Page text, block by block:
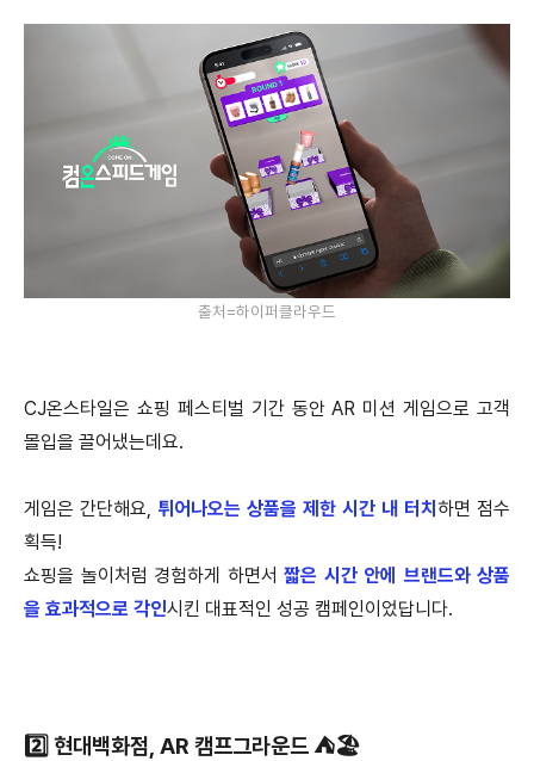
출처=하이퍼클라우드
CJ온스타일은 쇼핑 페스티벌 기간 동안 AR 미션 게임으로 고객
몰입을 끌어냈는데요.
게임은 간단해요, 튀어나오는 상품을 제한 시간 내 터치 하면 점수
획득!
쇼핑을 놀이처럼 경험하게 하면서 짧은 시간 안에 브랜드와 상품
을 효과적으로 각인시킨 대표적인 성공 캠페인이었답니다.
2️⃣ 현대백화점, AR 캠프그라운드 ⛺🏖️